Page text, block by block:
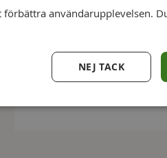
Servera köttet
användarupplevelsen.
NEJ TACK